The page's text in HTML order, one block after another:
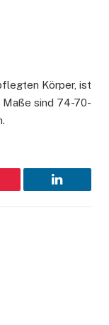
Körper, ist
Maße sind 74-70-
LinkedIn